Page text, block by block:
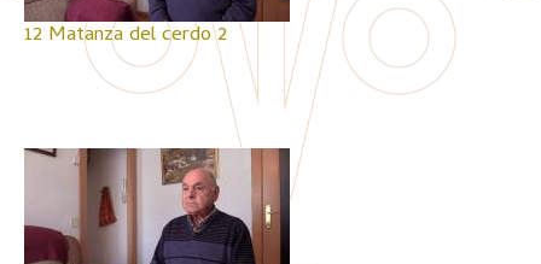
12 Matanza del cerdo 2